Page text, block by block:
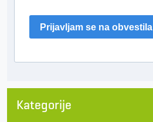
Prijavljam se na obvestila
Kategorije